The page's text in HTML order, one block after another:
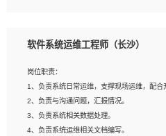
1、3年以上运营或解决方案的工作经验。
征，可独立提出完整的优化方案,并推动方案
WORD、EXCEL等办公软件；
3、深入理解公司各项AI产品和技术信息；
PPT、方案建议书等，面试时需携带个人制
软件系统运维工程师（长沙）
岗位职责：
1、负责系统日常运维，支撑现场运维，配合
2、负责与沟通问题，汇报情况。
3、负责系统相关数据处理。
4、负责系统运维相关文档编写。